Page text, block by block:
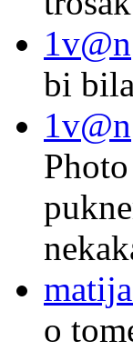
1v@n
bi
1v@n
o